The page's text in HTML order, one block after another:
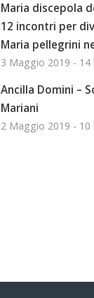
Maria discepola
12 incontri per
Maria pellegrini
3 Maggio 2019 - 14
Ancilla Domini –
Mariani
2 Maggio 2019 - 10